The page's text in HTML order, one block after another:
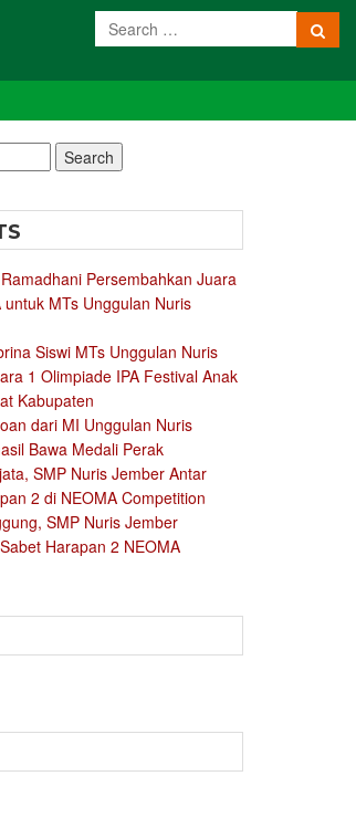
Persembahkan Juara
untuk MTs Unggulan Nuris
Siswi MTs Unggulan Nuris
1 Olimpiade IPA Festival Anak
Kabupaten
dari MI Unggulan Nuris
Bawa Medali Perak
SMP Nuris Jember Antar
2 di NEOMA Competition
SMP Nuris Jember
Harapan 2 NEOMA